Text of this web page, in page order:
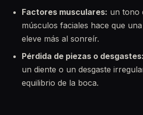
Factores musculares: un tono
músculos faciales hace que
eleve más al sonreír.
Pérdida de piezas o desgastes:
un diente o un desgaste
equilibrio de la boca.